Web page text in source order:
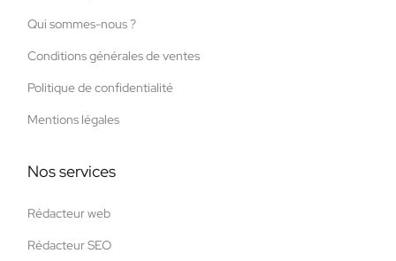
Qui sommes-nous ?
Conditions générales de ventes
Politique de confidentialité
Mentions légales
Nos services
Rédacteur web
Rédacteur SEO